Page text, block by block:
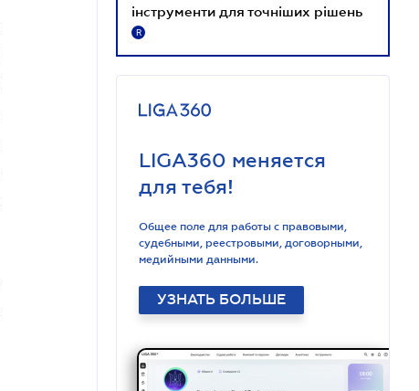
інструменти для точніших рішень
R
LIGA360 меняется
для тебя!
Общее поле для работы с правовыми,
судебными, реестровыми, договорными,
медийными данными.
УЗНАТЬ БОЛЬШЕ